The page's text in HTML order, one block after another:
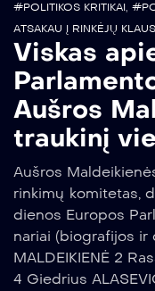
#POLITIKOS KRITIKAI,
ATSAKAU Į RINKĖJŲ
Viskas
Aušros
traukinį
Aušros
rinkimų komitetas,
dienos Europos
nariai (biografijos ir
MALDEIKIENĖ 2
4 Giedrius